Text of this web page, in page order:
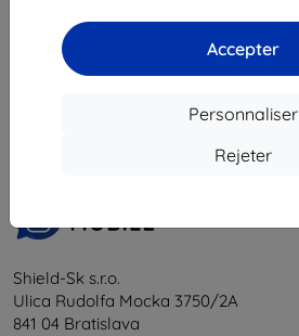
Accepter
Personnaliser
Rejeter
du total
Shield-Sk s.r.o.
Ulica Rudolfa Mocka 3750/2A
841 04 Bratislava